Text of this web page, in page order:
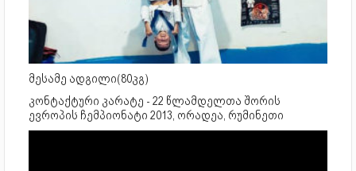
მესამე ადგილი(80კგ)
კონტაქტური კარატე - 22 წლამდელთა შორის
ევროპის ჩემპიონატი 2013, ორადეა, რუმინეთი